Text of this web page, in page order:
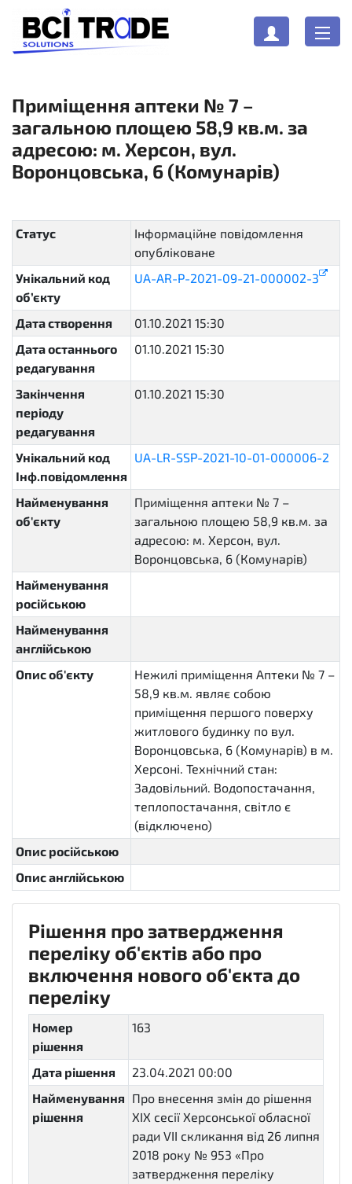
Приміщення аптеки № 7 –
загальною площею 58,9 кв.м. за
адресою: м. Херсон, вул.
Воронцовська, 6 (Комунарів)
Статус
Інформаційне повідомлення
опубліковане
Унікальний код
об’єкту
UA-AR-P-2021-09-21-000002-3
Дата створення
01.10.2021 15:30
Дата останнього
редагування
01.10.2021 15:30
Закінчення
періоду
редагування
01.10.2021 15:30
Унікальний код
Інф.повідомлення
UA-LR-SSP-2021-10-01-000006-2
Найменування
об'єкту
Приміщення аптеки № 7 –
загальною площею 58,9 кв.м. за
адресою: м. Херсон, вул.
Воронцовська, 6 (Комунарів)
Найменування
російською
Найменування
англійською
Опис об'єкту
Нежилі приміщення Аптеки № 7 –
58,9 кв.м. являє собою
приміщення першого поверху
житлового будинку по вул.
Воронцовська, 6 (Комунарів) в м.
Херсоні. Технічний стан:
Задовільний. Водопостачання,
теплопостачання, світло є
(відключено)
Опис російською
Опис англійською
Рішення про затвердження
переліку об'єктів або про
включення нового об'єкта до
переліку
Номер
рішення
163
Дата рішення
23.04.2021 00:00
Найменування
рішення
Про внесення змін до рішення
XIX сесії Херсонської обласної
ради VII скликання від 26 липня
2018 року № 953 «Про
затвердження переліку